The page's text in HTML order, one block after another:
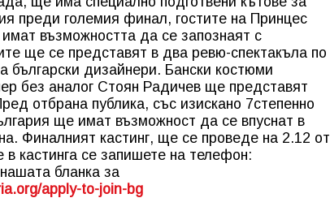
преди големия финал, гостите на Принцес
възможността да се запознаят с
ще се представят в два ревю-спектакъла по
български дизайнери. Бански костюми
без аналог Стоян Радичев ще представят
отбрана публика, със изискано 7степенно
ще имат възможност да се впуснат в
Финалният кастинг, ще се проведе на 2.12 от
кастинга се запишете на телефон:
бланка за
org/apply-to-join-bg